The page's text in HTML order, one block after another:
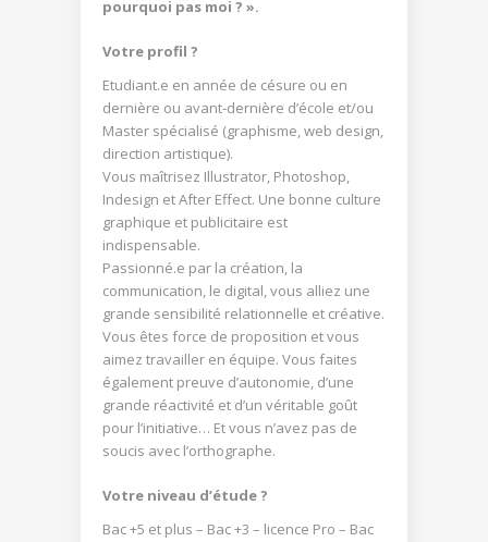
pourquoi pas moi ? ».
Votre profil ?
Etudiant.e en année de césure ou en
dernière ou avant-dernière d’école et/ou
Master spécialisé (graphisme, web design,
direction artistique).
Vous maîtrisez Illustrator, Photoshop,
Indesign et After Effect. Une bonne culture
graphique et publicitaire est
indispensable.
Passionné.e par la création, la
communication, le digital, vous alliez une
grande sensibilité relationnelle et créative.
Vous êtes force de proposition et vous
aimez travailler en équipe. Vous faites
également preuve d’autonomie, d’une
grande réactivité et d’un véritable goût
pour l’initiative… Et vous n’avez pas de
soucis avec l’orthographe.
Votre niveau d’étude ?
Bac +5 et plus – Bac +3 – licence Pro – Bac